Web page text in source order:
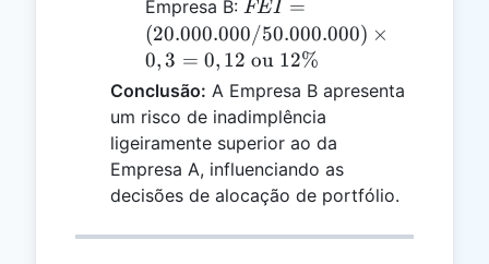
\times 0,2
= 0,1
\text{ ou }
10\%
Empresa B: FEI =
(20.000.000
/
50.000.000)
\times 0,3
= 0,12
\text{ ou }
12\%
FEI =
(20.000.000/50.000.000) ×
0,3 = 0, 12 ou 12%
Conclusão: A Empresa B apresenta
um risco de inadimplência
ligeiramente superior ao da
Empresa A, influenciando as
decisões de alocação de portfólio.